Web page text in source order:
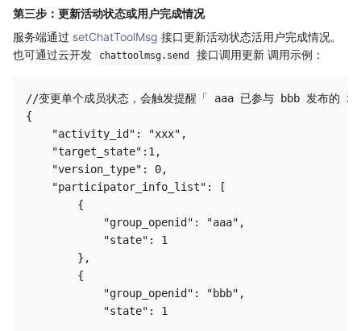
第三步：更新活动状态或用户完成情况
服务端通过 setChatToolMsg 接口更新活动状态活用户完成情况。
也可通过云开发
chattoolmsg.send 接口调用更新 调用示例：
//变更单个成员状态，会触发提醒「 aaa 已参与 bbb 发布的
{
    "activity_id": "xxx",
    "target_state":1,
    "version_type": 0,
    "participator_info_list": [
        {
            "group_openid": "aaa",
            "state": 1
        },
        {
            "group_openid": "bbb",
            "state": 1